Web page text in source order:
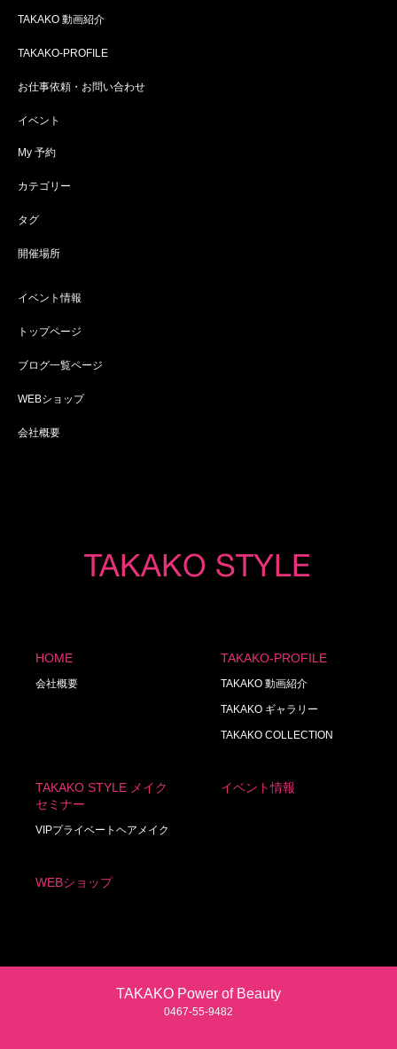
TAKAKO 動画紹介
TAKAKO-PROFILE
お仕事依頼・お問い合わせ
イベント
My 予約
カテゴリー
タグ
開催場所
イベント情報
トップページ
ブログ一覧ページ
WEBショップ
会社概要
HOME
会社概要
TAKAKO-PROFILE
TAKAKO 動画紹介
TAKAKO ギャラリー
TAKAKO COLLECTION
TAKAKO STYLE メイク
セミナー
VIPプライベートヘアメイク
イベント情報
WEBショップ
TAKAKO Power of Beauty
0467‐55‐9482